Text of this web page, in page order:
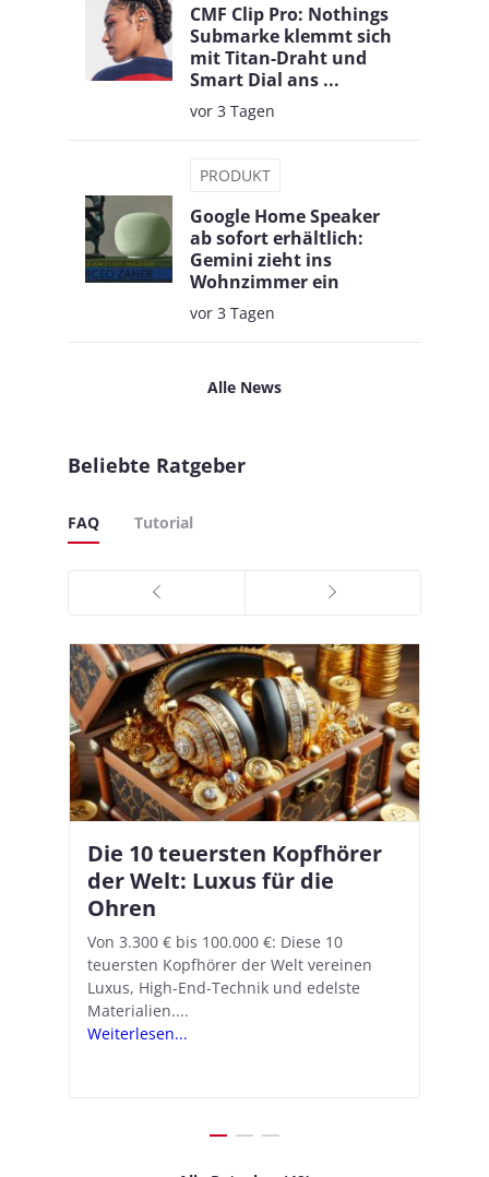
CMF Clip Pro: Nothings
Submarke klemmt sich
mit Titan-Draht und
Smart Dial ans ...
vor 3 Tagen
PRODUKT
Google Home Speaker
ab sofort erhältlich:
Gemini zieht ins
Wohnzimmer ein
vor 3 Tagen
Alle News
Beliebte Ratgeber
FAQ Tutorial
Die 10 teuersten Kopfhörer
der Welt: Luxus für die
Ohren
Von 3.300 € bis 100.000 €: Diese 10
teuersten Kopfhörer der Welt vereinen
Luxus, High-End-Technik und edelste
Materialien....
Weiterlesen...
Apple AirPods Pro 2 und iOS
18.1: So richtet ihr das neue
Hörgeräte-Feature ein
Mit iOS 18.1 und den AirPods Pro 2
verwandelt Apple seine In-Ear-Kopfhörer
in kostengünstige Hörhilfen. In wenigen
Schritten...
Weiterlesen...